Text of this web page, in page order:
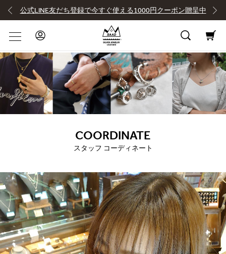
公式LINE友だち登録で今すぐ使える1000円クーポン贈呈中
COORDINATE
スタッフ コーディネート